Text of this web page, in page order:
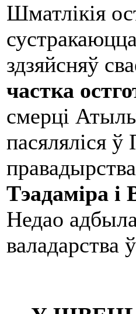
Шматлікія
здзяйсняў
частка
смерці
пасяляліся
Тэадаміра і
Недао
валадарства